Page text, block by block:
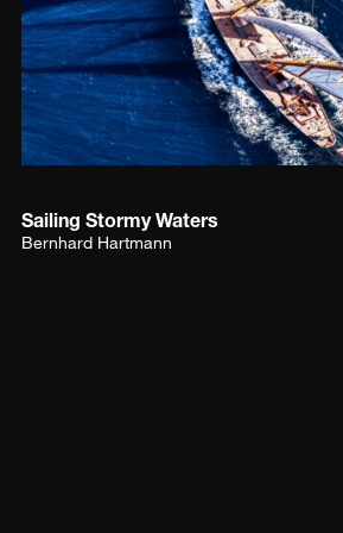
Sie das Foto meiner Wunschliste hinzu
Sailing Stormy Waters
Bernhard Hartmann